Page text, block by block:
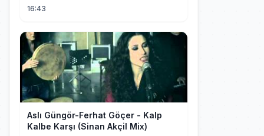
16:43
Aslı Güngör-Ferhat Göçer - Kalp
Kalbe Karşı (Sinan Akçil Mix)